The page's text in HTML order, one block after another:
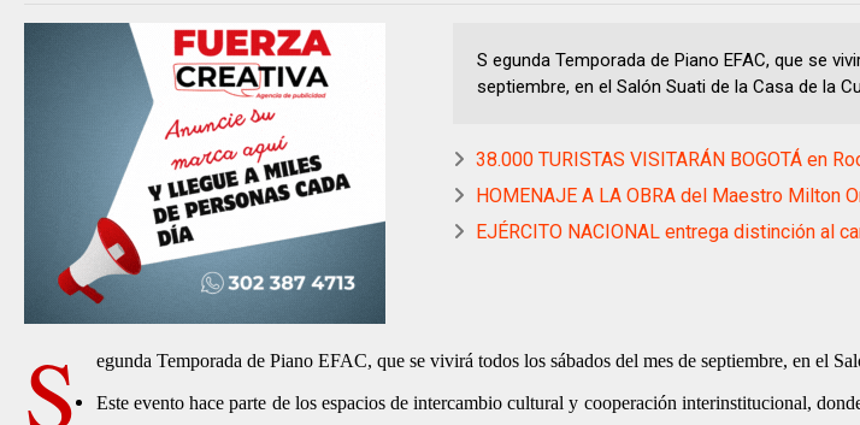
S egunda Temporada de Piano EFAC, que se
septiembre, en el Salón Suati de la Casa de la
38.000 TURISTAS VISITARÁN BOGOTÁ en
HOMENAJE A LA OBRA del Maestro Milton
EJÉRCITO NACIONAL entrega distinción al
S egunda Temporada de Piano EFAC, que se vivirá todos los sábados del mes de septiembre, en el
Este evento hace parte de los espacios de intercambio cultural y cooperación interinstitucional,